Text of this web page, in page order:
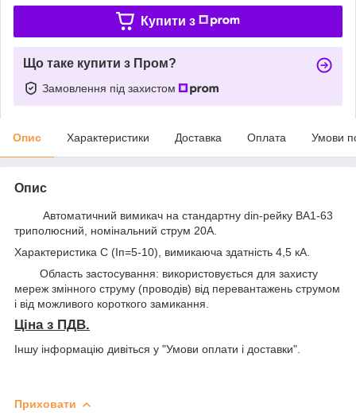
Купити з
Що таке купити з Пром?
Замовлення під захистом
Опис Характеристики Доставка Оплата Умови
Опис
Автоматичний вимикач на стандартну din-рейку ВА1-63
триполюсний, номінальний струм 20A.
Характеристика С (Іп=5-10), вимикаюча здатність 4,5 кА.
Область застосування: використовується для захисту
мереж змінного струму (проводів) від перевантажень струмом
і від можливого короткого замикання.
Ціна з ПДВ.
Іншу інформацію дивіться у "Умови оплати і доставки".
Приховати